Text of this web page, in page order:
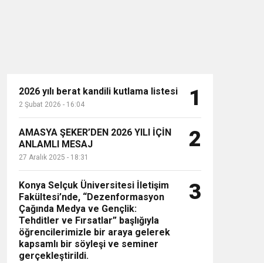
2026 yılı berat kandili kutlama listesi
2 Şubat 2026 - 16:04 1
AMASYA ŞEKER’DEN 2026 YILI İÇİN
ANLAMLI MESAJ
27 Aralık 2025 - 18:31
2
Konya Selçuk Üniversitesi İletişim
Fakültesi’nde, “Dezenformasyon
Çağında Medya ve Gençlik:
Tehditler ve Fırsatlar” başlığıyla
öğrencilerimizle bir araya gelerek
kapsamlı bir söyleşi ve seminer
gerçekleştirildi.
3